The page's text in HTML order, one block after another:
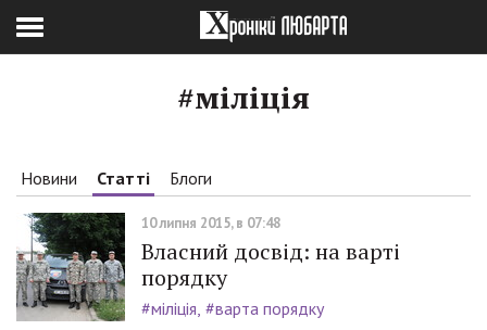
#міліція
Новини Статті Блоги
10 липня 2015, в 07:48
Власний досвід: на варті
порядку
#міліція #варта порядку